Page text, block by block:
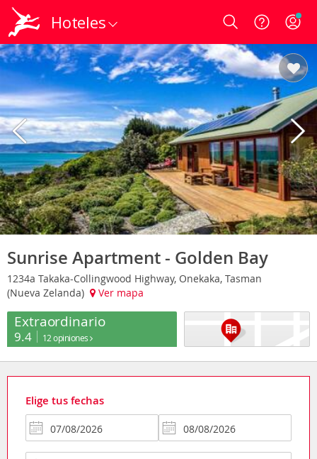
Hoteles Login
Sunrise Apartment - Golden Bay
1234a Takaka-Collingwood Highway, Onekaka, Tasman
(Nueva Zelanda)
Ver mapa
Extraordinario
9.4 12 opiniones
Elige tus fechas